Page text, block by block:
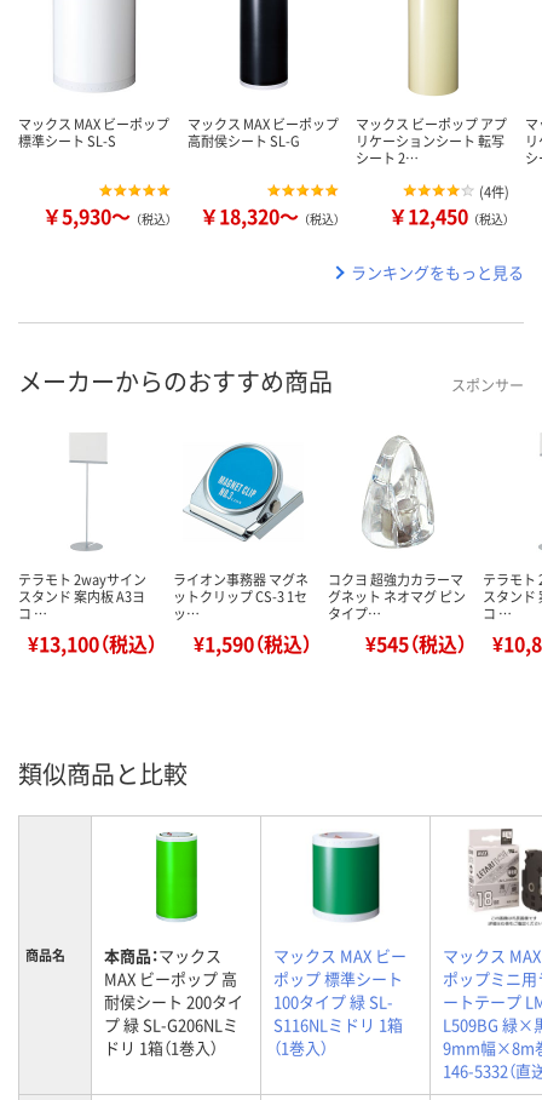
マックス MAX ビーポップ
標準シート SL-S
￥5,930～ （税込）
マックス MAX ビーポップ
高耐侯シート SL-G
￥18,320～ （税込）
マックス ビーポップ アプ
リケーションシート 転写
シート 2…
(4件)
￥12,450 （税込）
ランキングをもっと見る
メーカーからのおすすめ商品 スポンサー
テラモト 2wayサイン
スタンド 案内板 A3ヨ
コ …
¥13,100（税込）
ライオン事務器 マグネ
ットクリップ CS-3 1セ
ッ…
¥1,590（税込）
コクヨ 超強力カラーマ
グネット ネオマグ ピン
タイプ…
¥545（税込）
テラモト
スタンド
コ …
類似商品と比較
商品名 本商品：マックス
MAX ビーポップ 高
耐侯シート 200タイ
プ 緑 SL-G206NLミ
ドリ 1箱（1巻入）
マックス MAX ビー
ポップ 標準シート
100タイプ 緑 SL-
S116NLミドリ 1箱
（1巻入）
マックス
ポップミニ
ートテープ
L509BG 緑×
9mm幅×8m
146-5332（直